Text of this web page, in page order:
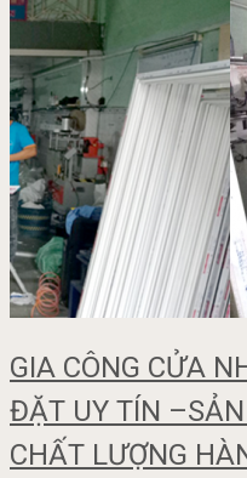
GIA CÔNG CỬA
ĐẶT UY TÍN
CHẤT LƯỢNG